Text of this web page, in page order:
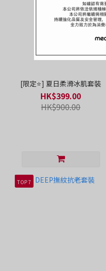
[限定⭐] 夏日柔滑冰肌套裝
HK$399.00
HK$900.00
TOP 7